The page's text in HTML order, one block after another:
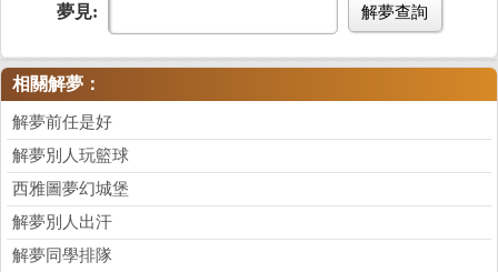
夢見: 解夢查詢
相關解夢：
解夢前任是好
解夢別人玩籃球
西雅圖夢幻城堡
解夢別人出汗
解夢同學排隊